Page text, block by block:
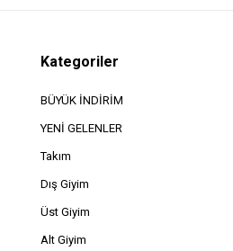
Kategoriler
BÜYÜK İNDİRİM
YENİ GELENLER
Takım
Dış Giyim
Üst Giyim
Alt Giyim